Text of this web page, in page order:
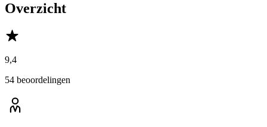
Overzicht
9,4
54 beoordelingen